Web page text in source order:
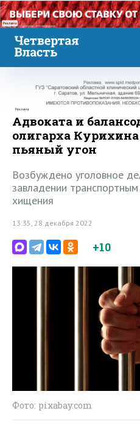
Реклама
Реклама
Адвоката и
олигарха Курихина
пьяный угон
Возбуждено уголовное
завладении
хищения
13:35, 28 декабря 2022
+10
Фото: pixabay.com